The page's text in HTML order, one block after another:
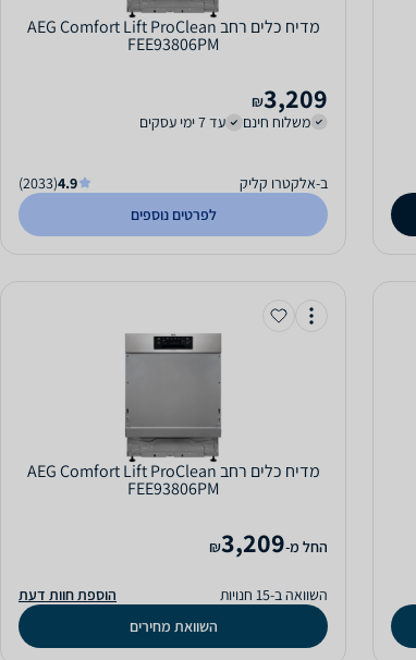
מדיח כלים ‏רחב AEG Comfort Lift ProClean
FEE93806PM
3,209
₪
משלוח חינם
עד 7 ימי עסקים
ב-אלקטרו קליק 4.9
(2033)
לפרטים נוספים
מדיח כלים ‏רחב AEG Comfort Lift ProClean
FEE93806PM
‫החל מ-3,209
₪
השוואה ב-15 חנויות
הוספת חוות דעת
השוואת מחירים